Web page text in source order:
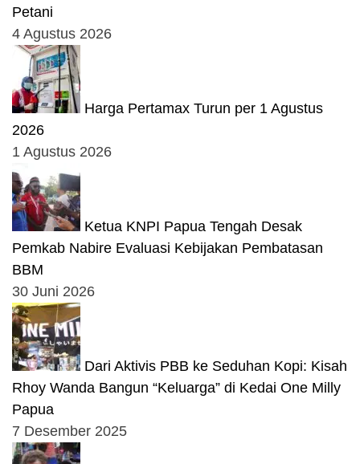
Petani
4 Agustus 2026
Harga Pertamax Turun per 1 Agustus
2026
1 Agustus 2026
Ketua KNPI Papua Tengah Desak
Pemkab Nabire Evaluasi Kebijakan Pembatasan
BBM
30 Juni 2026
Dari Aktivis PBB ke Seduhan Kopi: Kisah
Rhoy Wanda Bangun “Keluarga” di Kedai One Milly
Papua
7 Desember 2025